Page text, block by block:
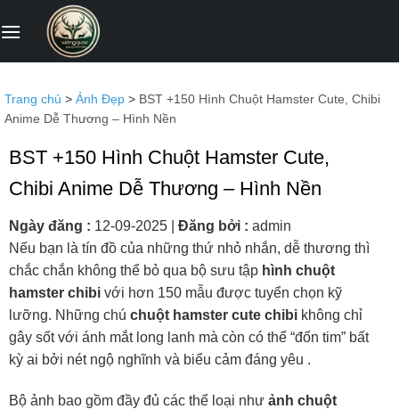
qua
Trang chủ > Ảnh Đẹp > BST +150 Hình Chuột Hamster Cute, Chibi
Anime Dễ Thương – Hình Nền
BST +150 Hình Chuột Hamster Cute,
Chibi Anime Dễ Thương – Hình Nền
Ngày đăng : 12-09-2025 Đăng bởi : admin
Nếu bạn là tín đồ của những thứ nhỏ nhắn, dễ thương thì
chắc chắn không thể bỏ qua bộ sưu tập hình chuột
hamster chibi với hơn 150 mẫu được tuyển chọn kỹ
lưỡng. Những chú chuột hamster cute chibi không chỉ
gây sốt với ánh mắt long lanh mà còn có thể “đốn tim” bất
kỳ ai bởi nét ngộ nghĩnh và biểu cảm đáng yêu .
Bộ ảnh bao gồm đầy đủ các thể loại như ảnh chuột